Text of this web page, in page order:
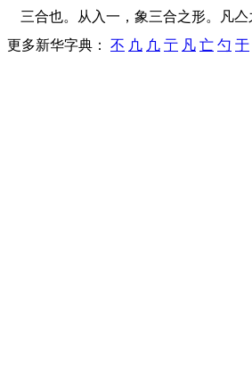
三合也。从入一，象三合之形。凡
更多新华字典： 不 凣 凢 亍 凡 亡 勺 于